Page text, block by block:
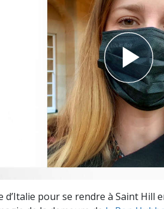
d’Italie pour se rendre à Saint